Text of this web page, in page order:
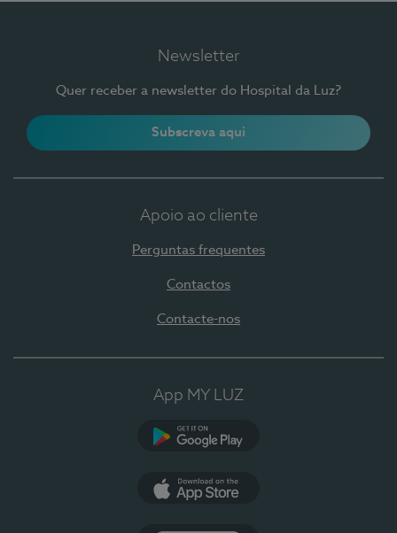
Newsletter
Quer receber a newsletter do Hospital da Luz?
Subscreva aqui
Apoio ao cliente
Perguntas frequentes
Contactos
Contacte-nos
App MY LUZ